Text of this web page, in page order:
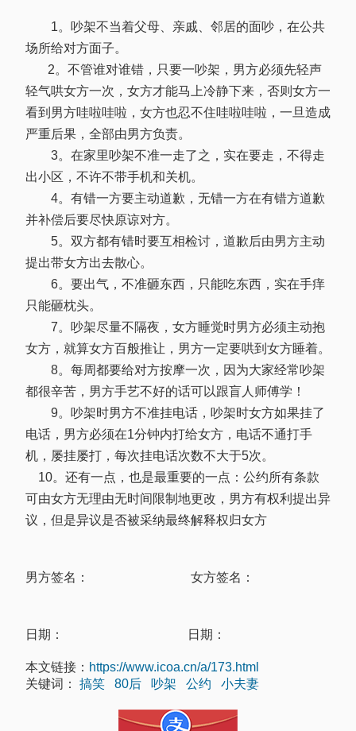
1。吵架不当着父母、亲戚、邻居的面吵，在公共
场所给对方面子。
2。不管谁对谁错，只要一吵架，男方必须先轻声
轻气哄女方一次，女方才能马上冷静下来，否则女方一
看到男方哇啦哇啦，女方也忍不住哇啦哇啦，一旦造成
严重后果，全部由男方负责。
3。在家里吵架不准一走了之，实在要走，不得走
出小区，不许不带手机和关机。
4。有错一方要主动道歉，无错一方在有错方道歉
并补偿后要尽快原谅对方。
5。双方都有错时要互相检讨，道歉后由男方主动
提出带女方出去散心。
6。要出气，不准砸东西，只能吃东西，实在手痒
只能砸枕头。
7。吵架尽量不隔夜，女方睡觉时男方必须主动抱
女方，就算女方百般推让，男方一定要哄到女方睡着。
8。每周都要给对方按摩一次，因为大家经常吵架
都很辛苦，男方手艺不好的话可以跟盲人师傅学！
9。吵架时男方不准挂电话，吵架时女方如果挂了
电话，男方必须在1分钟内打给女方，电话不通打手
机，屡挂屡打，每次挂电话次数不大于5次。
10。还有一点，也是最重要的一点：公约所有条款
可由女方无理由无时间限制地更改，男方有权利提出异
议，但是异议是否被采纳最终解释权归女方
男方签名： 女方签名：
日期： 日期：
本文链接： https://www.icoa.cn/a/173.html
关键词： 搞笑 80后 吵架 公约 小夫妻